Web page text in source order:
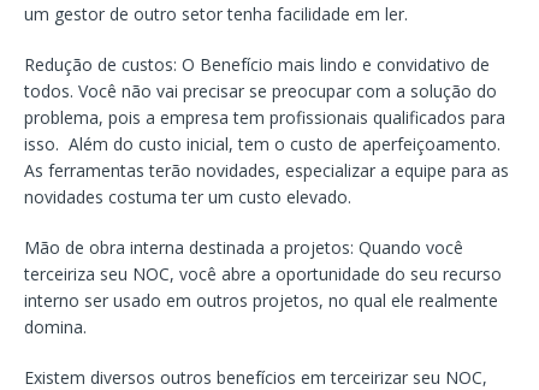
um gestor de outro setor tenha facilidade em ler.
Redução de custos: O Benefício mais lindo e convidativo de
todos. Você não vai precisar se preocupar com a solução do
problema, pois a empresa tem profissionais qualificados para
isso. Além do custo inicial, tem o custo de aperfeiçoamento.
As ferramentas terão novidades, especializar a equipe para as
novidades costuma ter um custo elevado.
Mão de obra interna destinada a projetos: Quando você
terceiriza seu NOC, você abre a oportunidade do seu recurso
interno ser usado em outros projetos, no qual ele realmente
domina.
Existem diversos outros benefícios em terceirizar seu NOC,